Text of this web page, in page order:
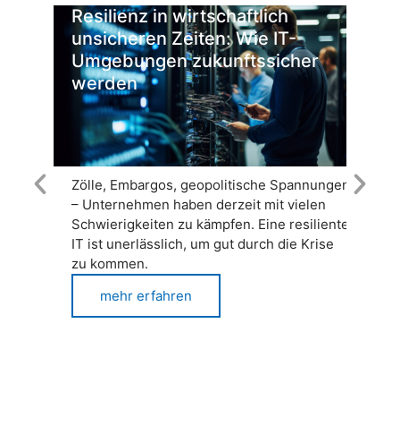
Resilienz in wirtschaftlich
unsicheren Zeiten: Wie IT-
Umgebungen zukunftssicher
werden
Zölle, Embargos, geopolitische Spannungen
– Unternehmen haben derzeit mit vielen
Schwierigkeiten zu kämpfen. Eine resiliente
IT ist unerlässlich, um gut durch die Krise
zu kommen.
mehr erfahren